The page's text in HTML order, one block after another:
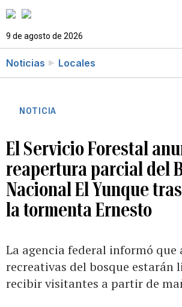
9 de agosto de 2026
Noticias Locales
NOTICIA
El Servicio Forestal
reapertura parcial del
Nacional El Yunque
la tormenta Ernesto
La agencia federal informó que
recreativas del bosque estarán
recibir visitantes a partir de